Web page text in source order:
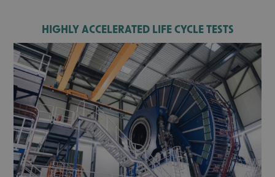
HIGHLY ACCELERATED LIFE CYCLE TESTS